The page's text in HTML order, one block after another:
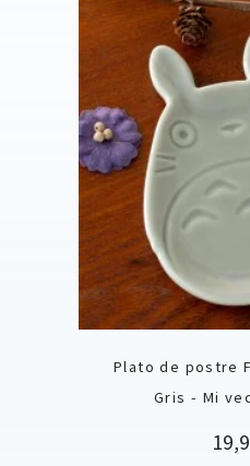
Plato de postre
Gris - Mi